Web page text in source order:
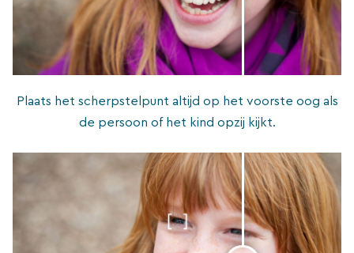
Plaats het scherpstelpunt altijd op het voorste oog als
de persoon of het kind opzij kijkt.